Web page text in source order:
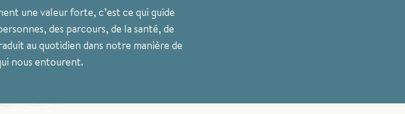
une valeur forte, c’est ce qui guide
des parcours, de la santé, de
au quotidien dans notre manière de
nous entourent.